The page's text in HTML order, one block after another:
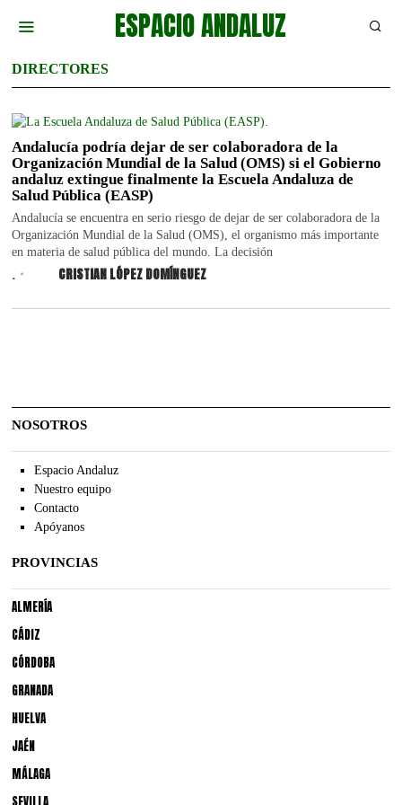
ESPACIO ANDALUZ
DIRECTORES
Andalucía podría dejar de ser colaboradora de la
Organización Mundial de la Salud (OMS) si el Gobierno
andaluz extingue finalmente la Escuela Andaluza de
Salud Pública (EASP)
Andalucía se encuentra en serio riesgo de dejar de ser colaboradora de la
Organización Mundial de la Salud (OMS), el organismo más importante
en materia de salud pública del mundo. La decisión
. CRISTIAN LÓPEZ DOMÍNGUEZ
NOSOTROS
Espacio Andaluz
Nuestro equipo
Contacto
Apóyanos
PROVINCIAS
ALMERÍA
CÁDIZ
CÓRDOBA
GRANADA
HUELVA
JAÉN
MÁLAGA